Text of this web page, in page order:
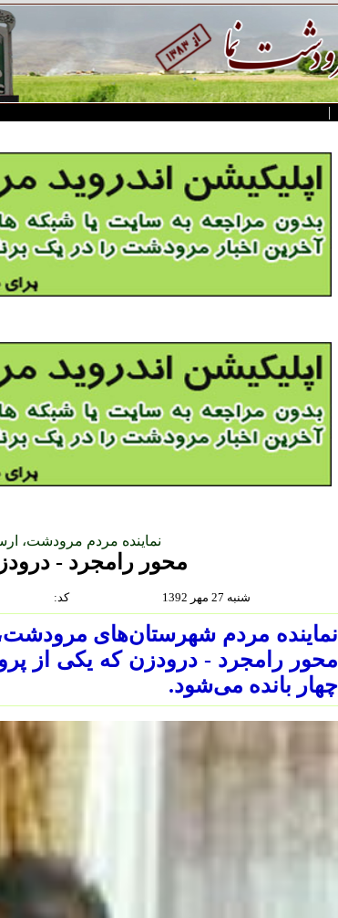
|
نماینده مردم مرودشت،
محور رامجرد -
:كد شنبه 27 مهر 1392
نماینده مردم شهرستان‌های
چهار بانده می‌شود.